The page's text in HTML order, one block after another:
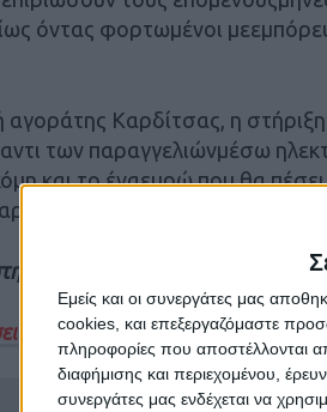
Εμείς και οι συνεργάτες μας
cookies, και επεξεργαζόμαστε
πληροφορίες που αποστέλλονται
διαφήμισης και περιεχομένου,
συνεργάτες μας ενδέχεται να
όντας φορτωμένοι
αγοράτης Καρδίτσας, η
των παραγγελιώνμέσω
και το έναευρώ που θα πέσει
χρονική συγκυρία.
έντυπη έκδοση του «Νέου
Σήμερα